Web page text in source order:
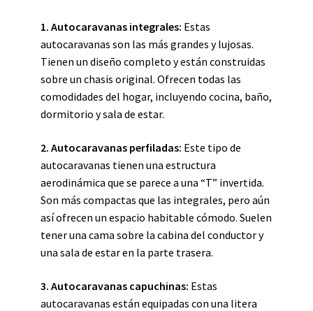
1. Autocaravanas integrales: Estas
autocaravanas son las más grandes y lujosas.
Tienen un diseño completo y están construidas
sobre un chasis original. Ofrecen todas las
comodidades del hogar, incluyendo cocina, baño,
dormitorio y sala de estar.
2. Autocaravanas perfiladas: Este tipo de
autocaravanas tienen una estructura
aerodinámica que se parece a una “T” invertida.
Son más compactas que las integrales, pero aún
así ofrecen un espacio habitable cómodo. Suelen
tener una cama sobre la cabina del conductor y
una sala de estar en la parte trasera.
3. Autocaravanas capuchinas: Estas
autocaravanas están equipadas con una litera